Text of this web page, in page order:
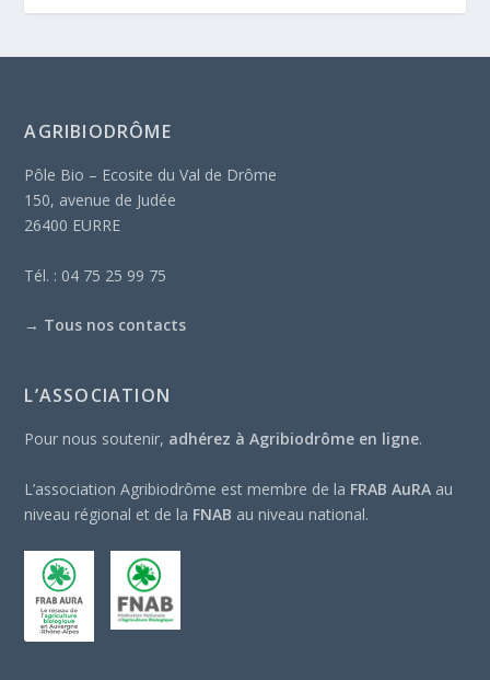
AGRIBIODRÔME
Pôle Bio – Ecosite du Val de Drôme
150, avenue de Judée
26400 EURRE
Tél. : 04 75 25 99 75
→ Tous nos contacts
L’ASSOCIATION
Pour nous soutenir, adhérez à Agribiodrôme en ligne.
L’association Agribiodrôme est membre de la FRAB AuRA au
niveau régional et de la FNAB au niveau national.